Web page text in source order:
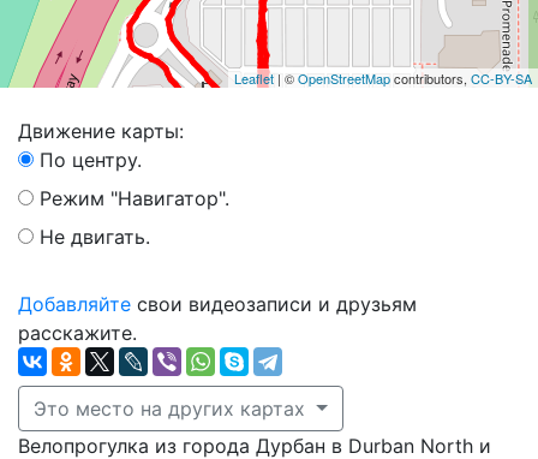
Leaflet | ©OpenStreetMapcontributors, CC-BY-SA
Движение карты:
По центру.
Режим "Навигатор".
Не двигать.
Добавляйте свои видеозаписи и друзьям
расскажите.
Это место на других картах
Велопрогулка из города Дурбан в Durban North и